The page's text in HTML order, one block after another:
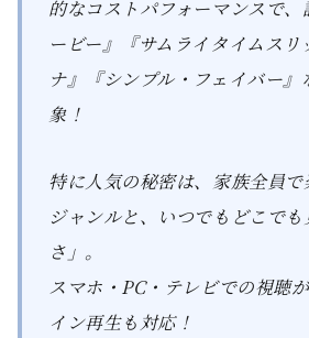
的なコストパフォーマンスで
ービー』『サムライタイムス
ナ』『シンプル・フェイバー
象！
特に人気の秘密は、家族全員
ジャンルと、いつでもどこで
さ」。
スマホ・PC・テレビでの視聴
イン再生も対応！